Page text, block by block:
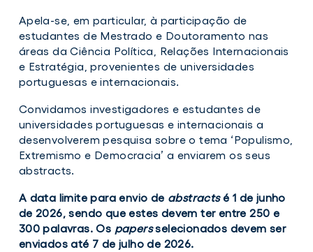
Apela-se, em particular, à participação de
estudantes de Mestrado e Doutoramento nas
áreas da Ciência Política, Relações Internacionais
e Estratégia, provenientes de universidades
portuguesas e internacionais.
Convidamos investigadores e estudantes de
universidades portuguesas e internacionais a
desenvolverem pesquisa sobre o tema ‘Populismo,
Extremismo e Democracia’ a enviarem os seus
abstracts.
A data limite para envio de abstractsé 1 de junho
de 2026, sendo que estes devem ter entre 250 e
300 palavras. Os papersselecionados devem ser
enviados até 7 de julho de 2026.